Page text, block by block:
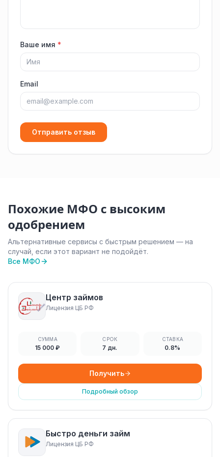
Ваше имя *
Email
Отправить отзыв
Похожие МФО с высоким
одобрением
Альтернативные сервисы с быстрым решением — на
случай, если этот вариант не подойдёт.
Все МФО
Центр займов
Лицензия ЦБ РФ
СУММА
15 000 ₽
СРОК
7 дн.
СТАВКА
0.8%
Получить
Подробный обзор
Быстро деньги займ
Лицензия ЦБ РФ